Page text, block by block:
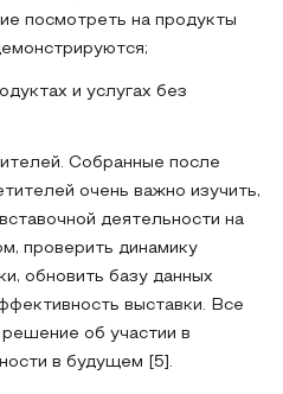
посмотреть на продукты
и услугах без
Собранные после
очень важно изучить,
деятельности на
проверить динамику
обновить базу данных
выставки. Все
об участии в
в будущем [5].